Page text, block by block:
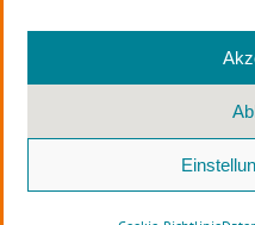
Copyright © 2012 -2026 CDU